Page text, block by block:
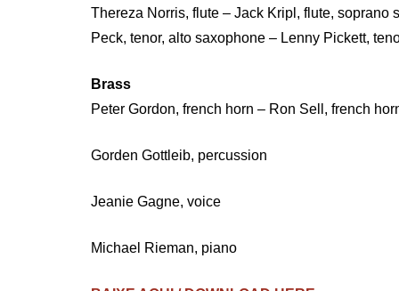
Thereza Norris, flute – Jack Kripl, flute,
Peck, tenor, alto saxophone – Lenny Pickett,
Brass
Peter Gordon, french horn – Ron Sell, french
Gorden Gottleib, percussion
Jeanie Gagne, voice
Michael Rieman, piano